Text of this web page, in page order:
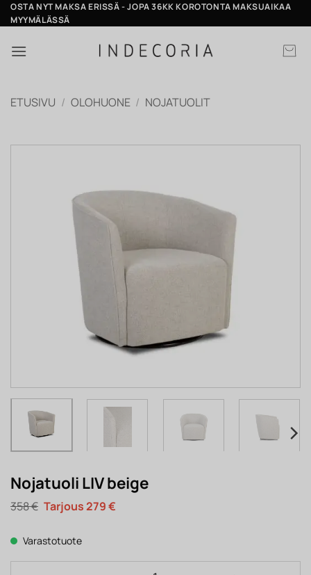
Skip
to
OSTA NYT MAKSA ERISSÄ - JOPA 36KK KOROTONTA MAKSUAIKAA
MYYMÄLÄSSÄ
ETUSIVU / OLOHUONE / NOJATUOLIT
Nojatuoli LIV beige
358€ Alkuperäinen
hinta
358 €.
279€Nykyinen
Varastotuote
Nojatuoli LIV beige määrä